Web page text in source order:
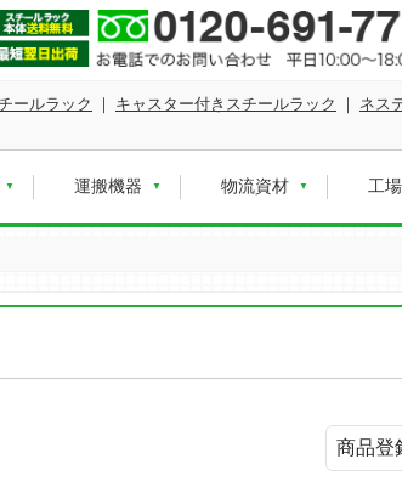
ールラック ｜ キャスター付きスチールラック ｜ ネス
運搬機器 物流資材 工